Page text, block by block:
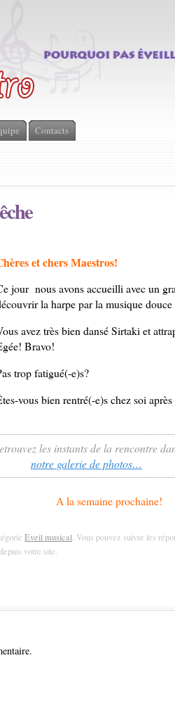
Contacts
et chers Maestros!
jour nous avons accueilli avec un
la harpepar la musique
avez très bien dansé Sirtaki et
Bravo!
trop fatigué(-e)s?
vous bien rentré(-e)s chez soi
les instants de la rencontre
notre galerie de photos…
A la semaine prochaine!
Eveil musical . Vous pouvez suivre les
depuis votre site.